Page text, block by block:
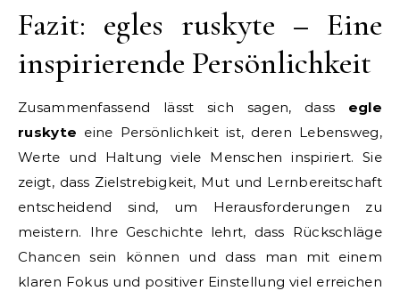
Fazit: egles ruskyte – Eine
inspirierende Persönlichkeit
Zusammenfassend lässt sich sagen, dass egle
ruskyte eine Persönlichkeit ist, deren Lebensweg,
Werte und Haltung viele Menschen inspiriert. Sie
zeigt, dass Zielstrebigkeit, Mut und Lernbereitschaft
entscheidend sind, um Herausforderungen zu
meistern. Ihre Geschichte lehrt, dass Rückschläge
Chancen sein können und dass man mit einem
klaren Fokus und positiver Einstellung viel erreichen